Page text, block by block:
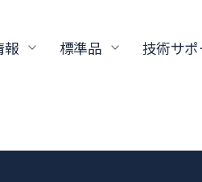
報 標準品 技術サポ